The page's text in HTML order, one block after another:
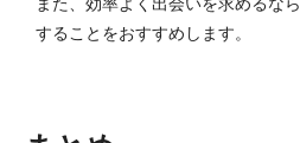
することをおすすめします。